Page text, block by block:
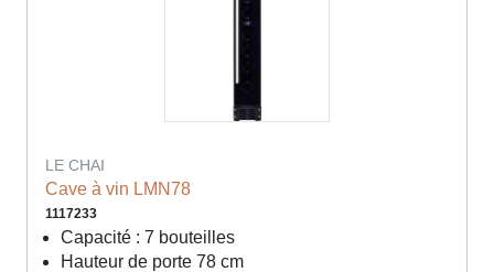
LE CHAI
Cave à vin LMN78
1117233
Capacité : 7 bouteilles
Hauteur de porte 78 cm